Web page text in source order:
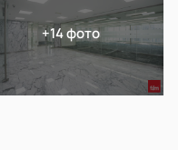
+14 фото